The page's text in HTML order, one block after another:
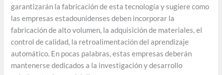
garantizarán la fabricación de esta tecnología y sugiere como
las empresas estadounidenses deben incorporar la
fabricación de alto volumen, la adquisición de materiales, el
control de calidad, la retroalimentación del aprendizaje
automático. En pocas palabras, estas empresas deberán
mantenerse dedicados a la investigación y desarrollo